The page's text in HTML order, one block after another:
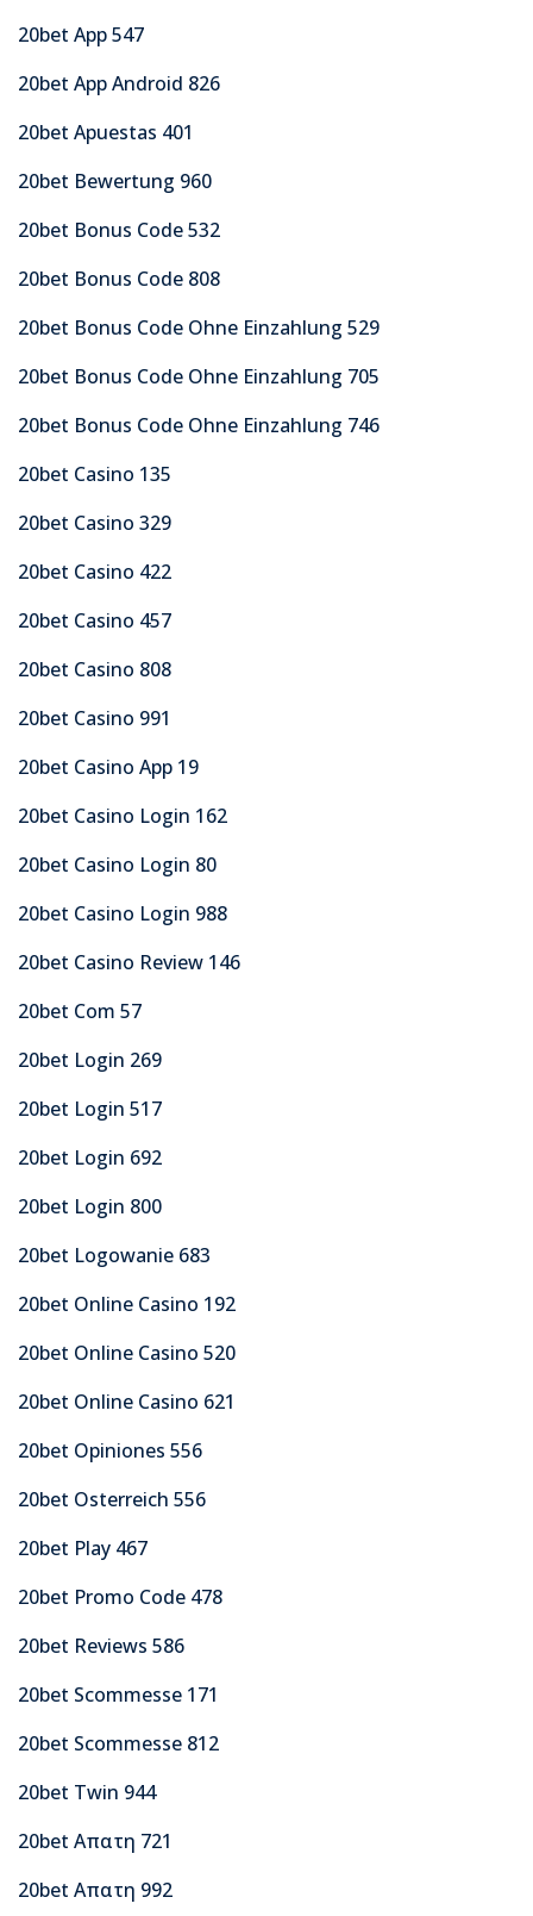
20bet App 547
20bet App Android 826
20bet Apuestas 401
20bet Bewertung 960
20bet Bonus Code 532
20bet Bonus Code 808
20bet Bonus Code Ohne Einzahlung 529
20bet Bonus Code Ohne Einzahlung 705
20bet Bonus Code Ohne Einzahlung 746
20bet Casino 135
20bet Casino 329
20bet Casino 422
20bet Casino 457
20bet Casino 808
20bet Casino 991
20bet Casino App 19
20bet Casino Login 162
20bet Casino Login 80
20bet Casino Login 988
20bet Casino Review 146
20bet Com 57
20bet Login 269
20bet Login 517
20bet Login 692
20bet Login 800
20bet Logowanie 683
20bet Online Casino 192
20bet Online Casino 520
20bet Online Casino 621
20bet Opiniones 556
20bet Osterreich 556
20bet Play 467
20bet Promo Code 478
20bet Reviews 586
20bet Scommesse 171
20bet Scommesse 812
20bet Twin 944
20bet Απατη 721
20bet Απατη 992